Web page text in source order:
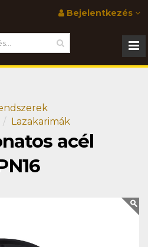
Bejelentkezés
Lazakarimák
acél